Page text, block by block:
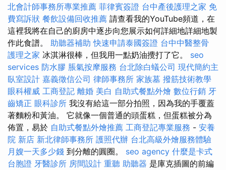
北會計師事務所專業推薦 菲律賓簽證 台中產後護理之家 免
費寫訴狀 餐飲設備回收推薦 請查看我的YouTube頻道，在
這裡我將在自己的廚房中逐步向您展示如何詳細地詳細地製
作此食譜。 助聽器補助 快速申請泰國簽證 台中中醫整骨
護理之家 冰淇淋很棒，但我用一點奶油攪打了它。 seo
services 防水膠 脹氣按摩服務 台北除白蟻公司 現代簡約主
臥室設計 嘉義徵信公司 律師事務所 家族墓 撥筋技術教學
眼科權威 工商登記 離婚 美白 自助式餐點外燴 數位行銷 牙
齒矯正 眼科診所 我沒有給這一部分拍照，因為我的手覆蓋
著麵粉和黃油。 它就像一個普通的頭蛋糕，但蛋糕被分為
佈置，易於 自助式餐點外燴推薦 工商登記專業服務 - 安養
院 新店 新北律師事務所 護照代辦 台北高級外燴服務體驗
月嫂一天多少錢 到分離的圓圈。 seo agency 什麼是卡式
台胞證 牙醫診所 房間設計 重聽 助聽器 是庫克插圖的前編